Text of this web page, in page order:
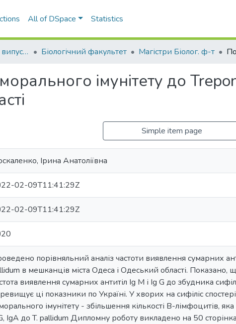
All of DSpace Statistics
01. Кваліфікаційні випускні роботи здобувачів вищої освіти Біологічний факультет Магістри Біолог. ф-т
імунітету до
Simple item page
Ірина Анатоліївна
02-09T11:41:29Z
02-09T11:41:29Z
порівняльний аналіз частоти виявлення сумарних
в мешканців міста Одеса і Одеський області. Показано,
виявлення сумарних антитіл Ig M і Ig G до збудника
ці показники по Україні. У хворих на сифіліс
імунітету - збільшення кількості В-лімфоцитів,
IgA до T. pallidum Дипломну роботу викладено на 50